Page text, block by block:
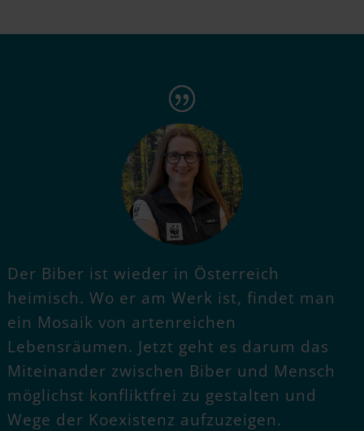
Der Biber ist wieder in Österreich
heimisch. Wo er am Werk ist, findet man
ein Mosaik von artenreichen
Lebensräumen. Jetzt geht es darum das
Miteinander zwischen Biber und Mensch
möglichst konfliktfrei zu gestalten und
Wege der Koexistenz aufzuzeigen.